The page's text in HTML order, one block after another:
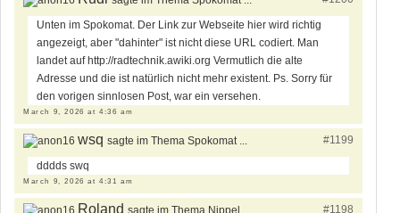
Unten im Spokomat. Der Link zur Webseite hier wird richtig
angezeigt, aber "dahinter" ist nicht diese URL codiert. Man
landet auf http://radtechnik.awiki.org Vermutlich die alte
Adresse und die ist natürlich nicht mehr existent. Ps. Sorry für
den vorigen sinnlosen Post, war ein versehen.
March 9, 2026 at 4:36 am
wsq sagte im Thema Spokomat ... #1199
dddds swq
March 9, 2026 at 4:31 am
Roland sagte im Thema Nippel ... #1198